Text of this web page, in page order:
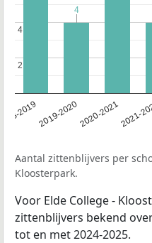
20192019-20202020-20212021-
2
2
4
4
4
4
Aantal zittenblijvers per
Kloosterpark.
Voor Elde College -
zittenblijvers bekend
tot en met 2024-2025.